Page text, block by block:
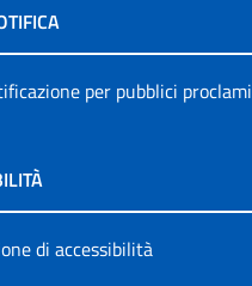
per pubblici proclami
di accessibilità